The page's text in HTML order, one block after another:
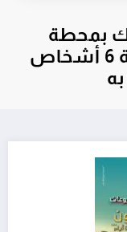
بمحطة
بنسلفانيا أسفر عن إصابة 6 أشخاص